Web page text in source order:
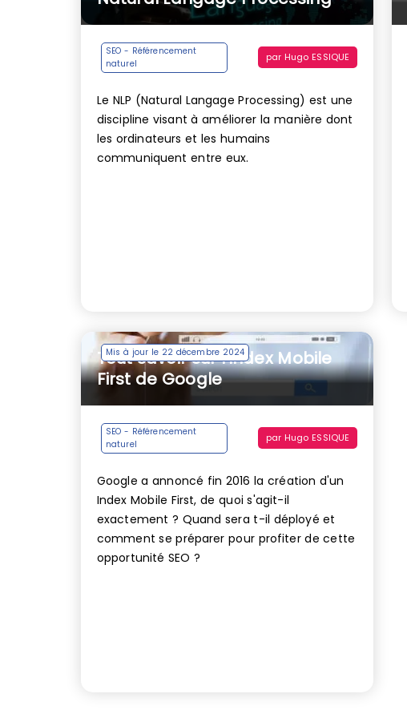
SEO - Référencement
naturel
par Hugo ESSIQUE
Le NLP (Natural Langage Processing) est une
discipline visant à améliorer la manière dont
les ordinateurs et les humains
communiquent entre eux.
Mis à jour le 22 décembre 2024
Tout savoir sur l’Index Mobile
First de Google
SEO - Référencement
naturel
par Hugo ESSIQUE
Google a annoncé fin 2016 la création d'un
Index Mobile First, de quoi s'agit-il
exactement ? Quand sera t-il déployé et
comment se préparer pour profiter de cette
opportunité SEO ?